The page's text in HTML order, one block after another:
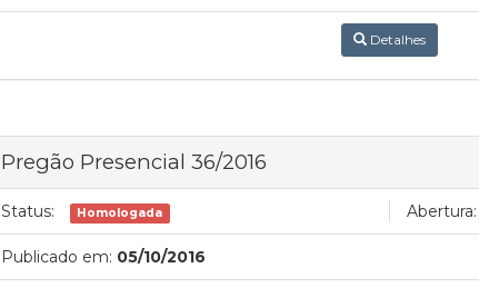
Detalhes
Pregão Presencial 36/2016
Status: Homologada Abertura:
Publicado em: 05/10/2016